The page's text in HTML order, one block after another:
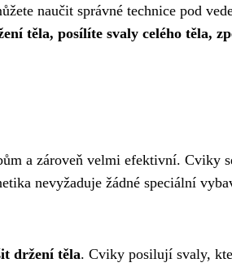
naučit správné technice pod
těla, posílíte svaly celého těla,
a zároveň velmi efektivní. Cviky
nevyžaduje žádné speciální
držení těla. Cviky posilují svaly,